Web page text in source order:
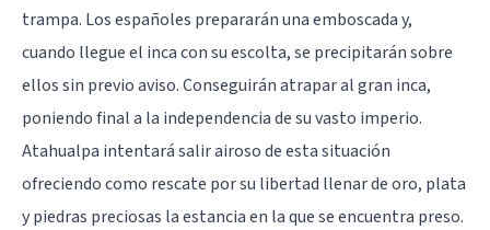
trampa. Los españoles prepararán una emboscada y,
cuando llegue el inca con su escolta, se precipitarán sobre
ellos sin previo aviso. Conseguirán atrapar al gran inca,
poniendo final a la independencia de su vasto imperio.
Atahualpa intentará salir airoso de esta situación
ofreciendo como rescate por su libertad llenar de oro, plata
y piedras preciosas la estancia en la que se encuentra preso.